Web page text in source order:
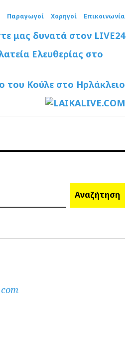
Παραγωγοί Χορηγοί Επικοινωνία
Αναζήτηση